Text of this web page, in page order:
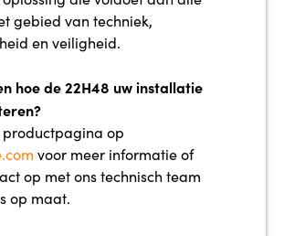
gebied van techniek,
en veiligheid.
hoe de 22H48 uw installatie
productpagina op
voor meer informatie of
op met ons technisch team
op maat.